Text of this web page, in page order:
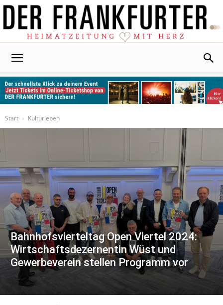
Start
Kulturleben
Bahnhofsvierteltag Open Viertel 2024:
Wirtschaftsdezernentin Wüst und
Gewerbeverein stellen Programm vor